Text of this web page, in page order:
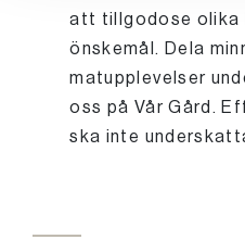
att tillgodose olika
önskemål. Dela
matupplevelser
oss på Vår Gård.
ska inte